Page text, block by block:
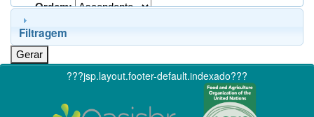
Ordem:
Filtragem
???jsp.layout.footer-default.indexado???